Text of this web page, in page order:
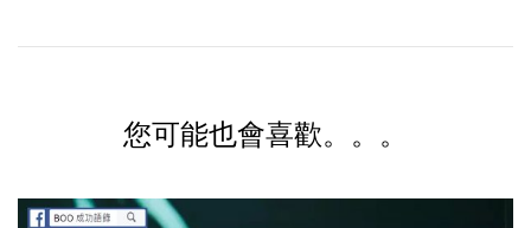
您可能也會喜歡。。。